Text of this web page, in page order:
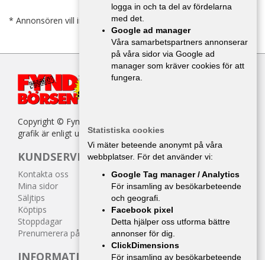
* Annonsören vill inte bli kontaktad av försäljare.
Copyright © Fyndbörsen. All kopiering av texter, bilder eller
grafik är enligt upphovsrättslagen förbjuden.
KUNDSERVICE
Kontakta oss
Mina sidor
Säljtips
Köptips
Stoppdagar
Prenumerera på tidningen
INFORMATION
logga in och ta del av fördelarna
med det.
Google ad manager
Våra samarbetspartners annonserar
på våra sidor via Google ad
manager som kräver cookies för att
fungera.
Statistiska cookies
Vi mäter beteende anonymt på våra
webbplatser. För det använder vi:
Google Tag manager / Analytics
För insamling av besökarbeteende
och geografi.
Facebook pixel
Detta hjälper oss utforma bättre
annonser för dig.
ClickDimensions
För insamling av besökarbeteende